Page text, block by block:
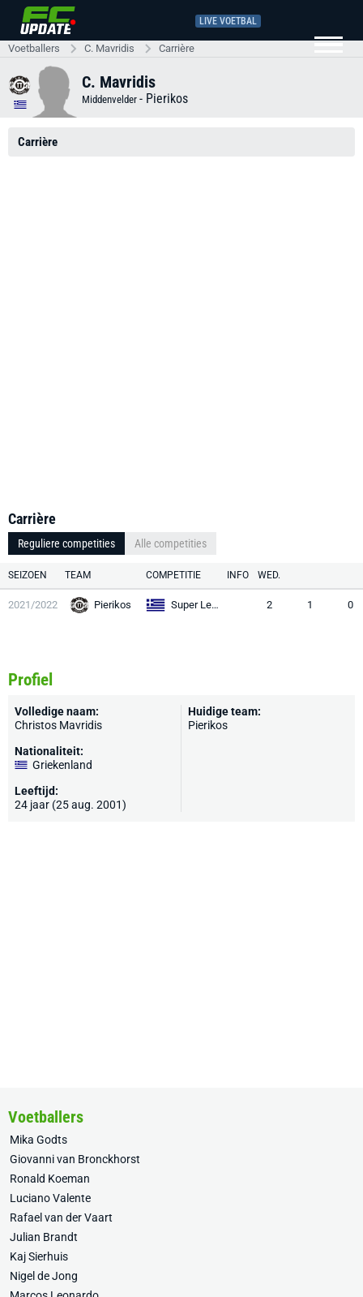
LIVE VOETBAL
Voetballers C. Mavridis Carrière
C. Mavridis
Middenvelder - Pierikos
Carrière
Carrière
Reguliere competities Alle competities
SEIZOEN TEAM COMPETITIE INFO WED.
2021/2022 Pierikos Super League 2 2 1 0
Profiel
Volledige naam:
Christos Mavridis
Nationaliteit:
Griekenland
Leeftijd:
24 jaar (25 aug. 2001)
Huidige team:
Pierikos
Voetballers
Mika Godts
Giovanni van Bronckhorst
Ronald Koeman
Luciano Valente
Rafael van der Vaart
Julian Brandt
Kaj Sierhuis
Nigel de Jong